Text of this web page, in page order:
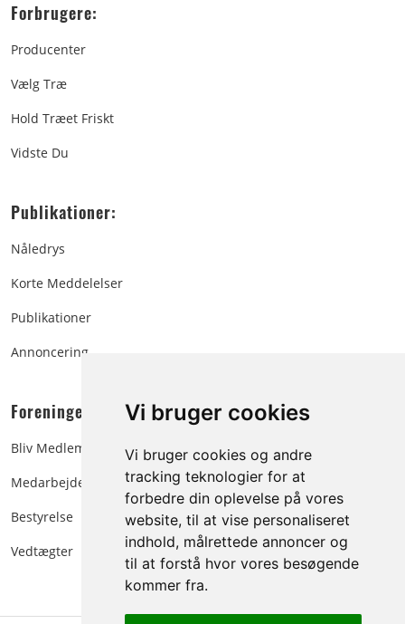
Vi bruger cookies
Vi bruger cookies og andre
tracking teknologier for at
forbedre din oplevelse på vores
website, til at vise personaliseret
indhold, målrettede annoncer og
til at forstå hvor vores besøgende
kommer fra.
Forbrugere:
Producenter
Vælg Træ
Hold Træet Friskt
Vidste Du
Publikationer:
Nåledrys
Korte Meddelelser
Publikationer
Annoncering
Foreningen:
Bliv Medlem
Medarbejdere
Bestyrelse
Vedtægter